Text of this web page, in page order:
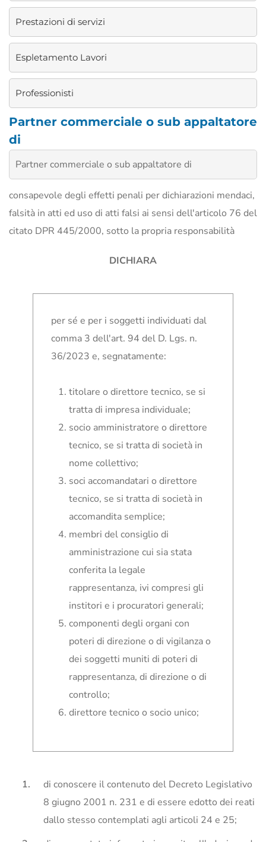
Prestazioni di servizi
Espletamento Lavori
Professionisti
Partner commerciale o sub appaltatore
di
consapevole degli effetti penali per dichiarazioni mendaci,
falsità in atti ed uso di atti falsi ai sensi dell'articolo 76 del
citato DPR 445/2000, sotto la propria responsabilità
DICHIARA
per sé e per i soggetti individuati dal
comma 3 dell'art. 94 del D. Lgs. n.
36/2023 e, segnatamente:
titolare o direttore tecnico, se si
tratta di impresa individuale;
socio amministratore o direttore
tecnico, se si tratta di società in
nome collettivo;
soci accomandatari o direttore
tecnico, se si tratta di società in
accomandita semplice;
membri del consiglio di
amministrazione cui sia stata
conferita la legale
rappresentanza, ivi compresi gli
institori e i procuratori generali;
componenti degli organi con
poteri di direzione o di vigilanza o
dei soggetti muniti di poteri di
rappresentanza, di direzione o di
controllo;
direttore tecnico o socio unico;
di conoscere il contenuto del Decreto Legislativo
8 giugno 2001 n. 231 e di essere edotto dei reati
dallo stesso contemplati agli articoli 24 e 25;